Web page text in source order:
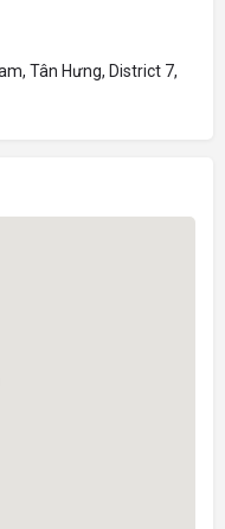
Tân Hưng, District 7,